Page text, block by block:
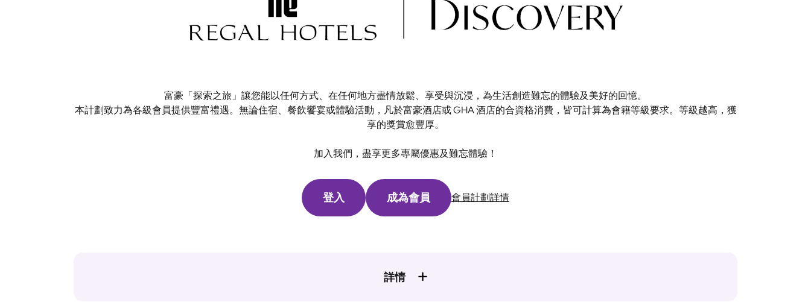
富豪「探索之旅」讓您能以任何方式、在任何地方盡情放鬆、享受與沉浸，為生活創造難忘的體驗及美好的回憶。
本計劃致力為各級會員提供豐富禮遇。無論住宿、餐飲饗宴或體驗活動，凡於富豪酒店或 GHA 酒店的合資格消費，皆可計算為會籍等級要求。等級越高，獲
享的獎賞愈豐厚。
加入我們，盡享更多專屬優惠及難忘體驗！
登入 成為會員 會員計劃詳情
詳情